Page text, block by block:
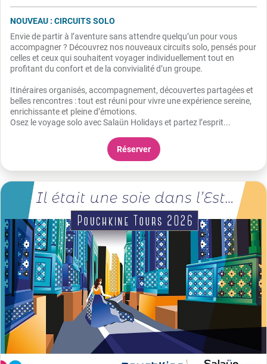
NOUVEAU : CIRCUITS SOLO
Envie de partir à l’aventure sans attendre quelqu’un pour vous
accompagner ? Découvrez nos nouveaux circuits solo, pensés pour
celles et ceux qui souhaitent voyager individuellement tout en
profitant du confort et de la convivialité d’un groupe.
Itinéraires organisés, accompagnement, découvertes partagées et
belles rencontres : tout est réuni pour vivre une expérience sereine,
enrichissante et pleine d’émotions.
Osez le voyage solo avec Salaün Holidays et partez l’esprit...
Réserver